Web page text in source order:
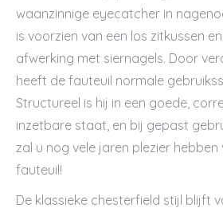
waanzinnige eyecatcher in
is voorzien van een los zitkussen
afwerking met siernagels. Door
heeft de fauteuil normale
Structureel is hij in een goede,
inzetbare staat, en bij gepast
zal u nog vele jaren plezier
fauteuil!
De klassieke chesterfield stijl blijft